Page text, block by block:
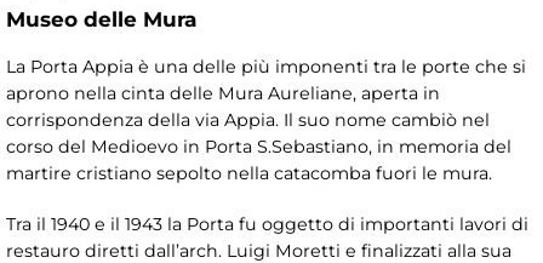
Museo delle Mura
La Porta Appia è una delle più imponenti tra le porte che si
aprono nella cinta delle Mura Aureliane, aperta in
corrispondenza della via Appia. Il suo nome cambiò nel
corso del Medioevo in Porta S.Sebastiano, in memoria del
martire cristiano sepolto nella catacomba fuori le mura.
Tra il 1940 e il 1943 la Porta fu oggetto di importanti lavori di
restauro diretti dall’arch. Luigi Moretti e finalizzati alla sua